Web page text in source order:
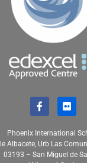
Phoenix International
Albacete, Urb Las
03193 – San Miguel de